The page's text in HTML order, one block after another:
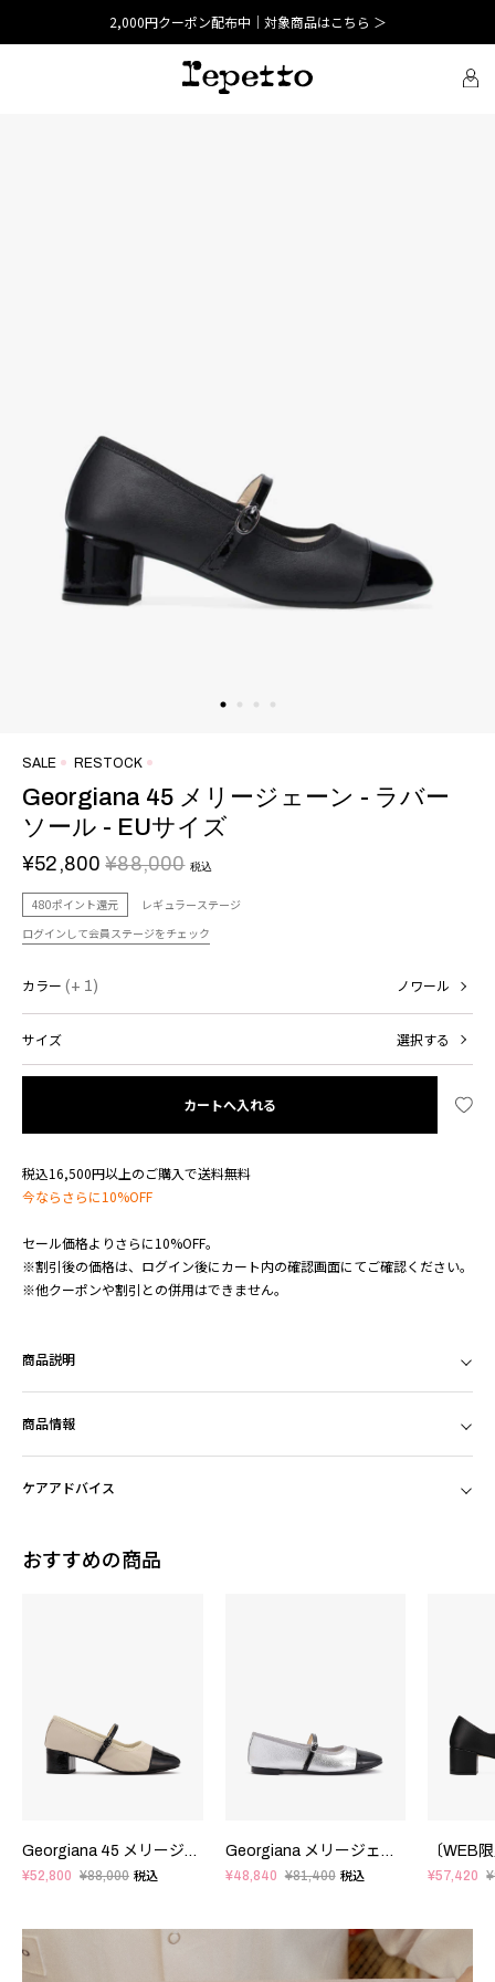
2,000円クーポン配布中｜対象商品はこちら ＞
SALE RESTOCK
Georgiana 45 メリージェーン - ラバー
ソール - EUサイズ
¥52,800 ¥88,000 税込
480ポイント還元
レギュラーステージ
ログインして会員ステージをチェック
カラー (+ 1) ノワール
サイズ 選択する
カートへ入れる
税込16,500円以上のご購入で送料無料
今ならさらに10%OFF
セール価格よりさらに10%OFF。
※割引後の価格は、ログイン後にカート内の確認画面にてご確認ください。
※他クーポンや割引との併用はできません。
商品説明
商品情報
ケアアドバイス
おすすめの商品
Georgiana 45 メリージェーン - ラバーソール - EUサイズ
¥52,800 ¥88,000 税込
Georgiana メリージェーン - ラバーソール - EUサイズ
¥48,840 ¥81,400 税込 ¥57,420